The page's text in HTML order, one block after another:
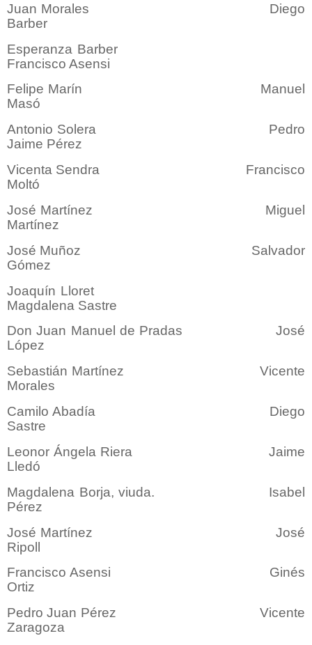
Juan Morales Diego
Barber
Esperanza Barber
Francisco Asensi
Felipe Marín Manuel
Masó
Antonio Solera Pedro
Jaime Pérez
Vicenta Sendra Francisco
Moltó
José Martínez Miguel
Martínez
José Muñoz Salvador
Gómez
Joaquín Lloret
Magdalena Sastre
Don Juan Manuel de Pradas José
López
Sebastián Martínez Vicente
Morales
Camilo Abadía Diego
Sastre
Leonor Ángela Riera Jaime
Lledó
Magdalena Borja, viuda. Isabel
Pérez
José Martínez José
Ripoll
Francisco Asensi Ginés
Ortiz
Pedro Juan Pérez Vicente
Zaragoza